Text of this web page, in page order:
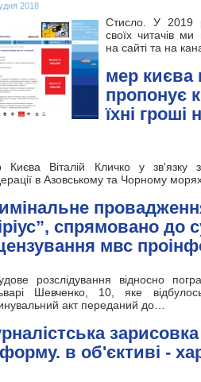
2018
Стисло. У 2019
своїх читачів
на сайті та на
мер києва
пропонує
їхні гроші
Києва Віталій Кличко у зв'язку
в Азовському та Чорному
спрямовано до
мвс
розслідування відносно
Шевченко, 10, яке
акт переданий до…
в об'єктиві -